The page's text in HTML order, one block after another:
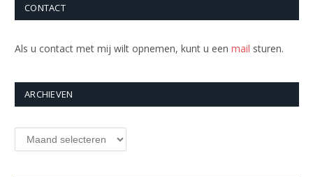
CONTACT
Als u contact met mij wilt opnemen, kunt u een mail sturen.
ARCHIEVEN
Archieven